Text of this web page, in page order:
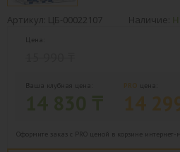
Артикул: ЦБ-00022107 Наличие:
Цена:
Ваша клубная цена: PRO цена:
14
Оформите заказ с PRO ценой в корзине интернет-